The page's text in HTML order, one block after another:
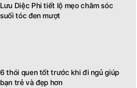
Lưu Diệc Phi tiết lộ mẹo chăm sóc
suối tóc đen mượt
6 thói quen tốt trước khi đi ngủ giúp
bạn trẻ và đẹp hơn